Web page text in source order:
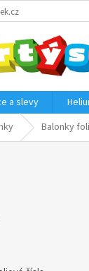
a slevy
Balonky